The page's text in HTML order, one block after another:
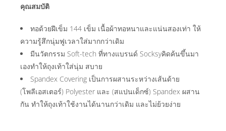
คุณสมบัติ
ทอด้วยฝีเข็ม 144 เข็ม เนื้อผ้าทอหนาและแน่นสองเท่า ให้
ความรู้สึกนุ่มฟูเวลาใส่มากกว่าเดิม
มีนวัตกรรม Soft-tech ที่ทางแบรนด์ Socksyคิดค้นขึ้นมา
เองทำให้ถุงเท้าใส่นุ่ม สบาย
Spandex Covering เป็นการผสานระหว่างเส้นด้าย
(โพลีเอสเตอร์) Polyester และ (สแปนเด็กซ์) Spandex ผสาน
กัน ทำให้ถุงเท้าใช้งานได้นานกว่าเดิม และไม่ย้วยง่าย